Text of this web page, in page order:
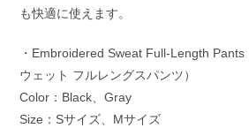
も快適に使えます。
・Embroidered Sweat Full-Length
ウェット フルレングスパンツ）
Color：Black、Gray
Size：Sサイズ、Mサイズ